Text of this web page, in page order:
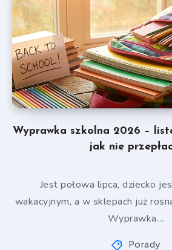
Wyprawka szkolna 2026 –
jak nie
Jest połowa lipca, dziecko
wakacyjnym, a w sklepach już
Wyprawka…
Porady